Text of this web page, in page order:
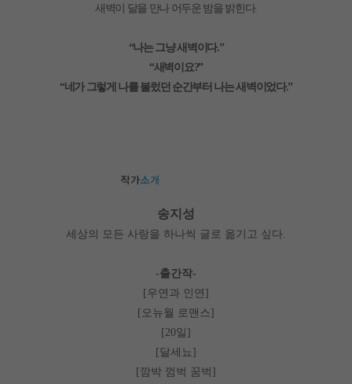
새벽이 달을 만나 어두운 밤을 밝힌다.
“나는 그냥 새벽이다.”
“새벽이요?”
“네가 그렇게 나를 불렀던 순간부터 나는 새벽이었다.”
송지성
세상의 모든 사랑을 하나씩 글로 옮기고 싶다.
-출간작-
[우연과 인연 ]
[오뉴월 로맨스]
[20일 ]
[달세뇨 ]
[깜박 껌벅 꿈벅 ]